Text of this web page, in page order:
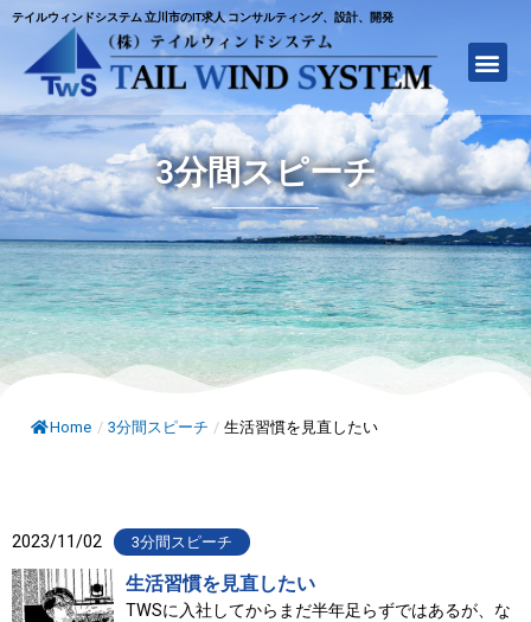
テイルウィンドシステム 立川市のIT求人 コンサルティング、設計、開発
3分間スピーチ
Home / 3分間スピーチ / 生活習慣を見直したい
2023/11/02 3分間スピーチ
生活習慣を見直したい
TWSに入社してからまだ半年足らずではあるが、な